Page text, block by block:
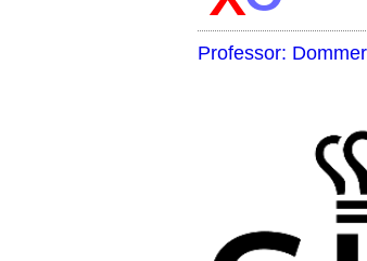
Professor: